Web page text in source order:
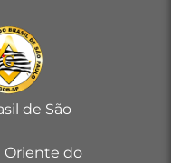
de São
Oriente do